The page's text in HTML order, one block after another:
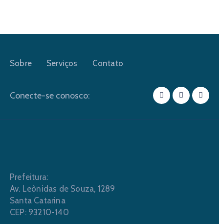
Sobre Serviços Contato
Conecte-se conosco:
Prefeitura:
Av. Leônidas de Souza, 1289
Santa Catarina
CEP: 93210-140